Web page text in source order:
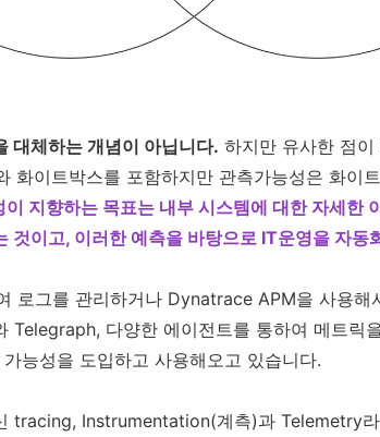
대체하는 개념이 아닙니다. 하지만 유사한 점
화이트박스를 포함하지만 관측가능성은 화이
이 지향하는 목표는 내부 시스템에 대한 자세한
것이고, 이러한 예측을 바탕으로 IT운영을 자동
로그를 관리하거나 Dynatrace APM을 사용해
Telegraph, 다양한 에이전트를 통하여 메트릭
능성을 도입하고 사용해오고 있습니다.
tracing, Instrumentation(계측)과 Telemetry